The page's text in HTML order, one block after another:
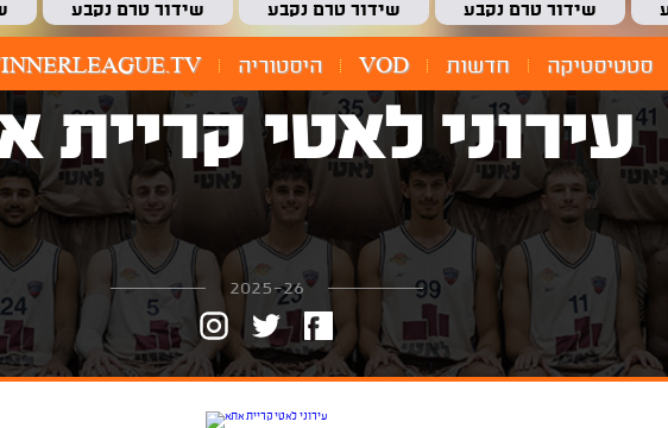
שידור טרם נקבע שידור טרם נקבע שידור טרם נקבע
סטטיסטיקה חדשות VOD היסטוריה
עירוני לאטי קריית
2025-26